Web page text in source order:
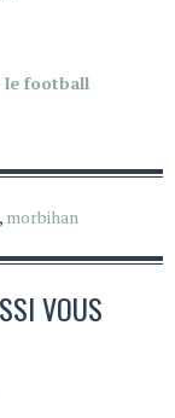
le football
, morbihan
VOUS